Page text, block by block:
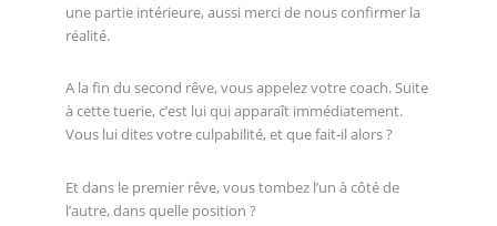
une partie intérieure, aussi merci de nous confirmer la
réalité.
A la fin du second rêve, vous appelez votre coach. Suite
à cette tuerie, c’est lui qui apparaît immédiatement.
Vous lui dites votre culpabilité, et que fait-il alors ?
Et dans le premier rêve, vous tombez l’un à côté de
l’autre, dans quelle position ?